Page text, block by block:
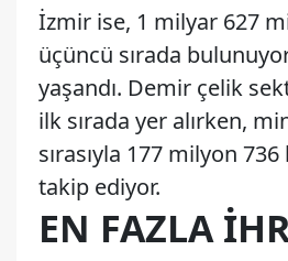
İzmir ise, 1 milyar 627
üçüncü sırada
yaşandı. Demir çelik
ilk sırada yer alırken,
sırasıyla 177 milyon
takip ediyor.
EN FAZLA